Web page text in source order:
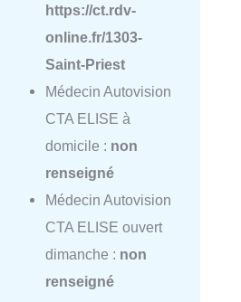
https://ct.rdv-
online.fr/1303-
Saint-Priest
Médecin Autovision
CTA ELISE à
domicile : non
renseigné
Médecin Autovision
CTA ELISE ouvert
dimanche : non
renseigné